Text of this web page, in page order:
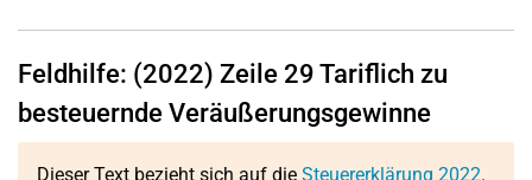
Feldhilfe: (2022) Zeile 29 Tariflich zu
besteuernde Veräußerungsgewinne
Dieser Text bezieht sich auf die Steuererklärung 2022.